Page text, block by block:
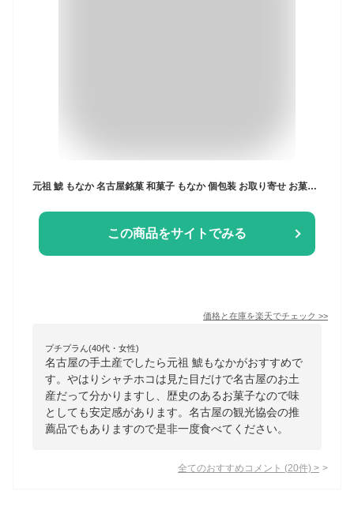
元祖 鯱 もなか 名古屋銘菓 和菓子 もなか 個包装 お取り寄せ お菓子 和菓子 創業明治40年 老舗 高級 有名 シャチホコ 名古屋 お土産 愛知 最中 名物 銘菓 名古屋名物 スイーツ あんこ つぶあん 和スイーツ お茶菓子 もなか ギフト 贈答 贈り物 内祝い 美味しい和菓子
この商品をサイトでみる
価格と在庫を楽天でチェック >>
プチプラん(40代・女性)
名古屋の手土産でしたら元祖 鯱もなかがおすすめで
す。やはりシャチホコは見た目だけで名古屋のお土
産だって分かりますし、歴史のあるお菓子なので味
としても安定感があります。名古屋の観光協会の推
薦品でもありますので是非一度食べてください。
全てのおすすめコメント (20件) >